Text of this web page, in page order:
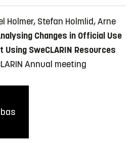
Holmer, Stefan Holmlid, Arne
Changes in Official Use
Using SweCLARIN Resources
Annual meeting